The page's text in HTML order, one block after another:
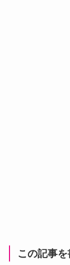
この記事を